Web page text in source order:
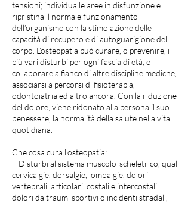
tensioni; individua le aree in disfunzione e
ripristina il normale funzionamento
dell’organismo con la stimolazione delle
capacità di recupero e di autoguarigione del
corpo. L’osteopatia può curare, o prevenire, i
più vari disturbi per ogni fascia di età, e
collaborare a fianco di altre discipline mediche,
associarsi a percorsi di fisioterapia,
odontoiatria ed altro ancora. Con la riduzione
del dolore, viene ridonato alla persona il suo
benessere, la normalità della salute nella vita
quotidiana.
Che cosa cura l’osteopatia:
– Disturbi al sistema muscolo-scheletrico, quali
cervicalgie, dorsalgie, lombalgie, dolori
vertebrali, articolari, costali e intercostali,
dolori da traumi sportivi o incidenti stradali,